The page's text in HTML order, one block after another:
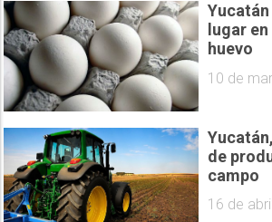
lugar
huevo
10 de
de
campo
16 de